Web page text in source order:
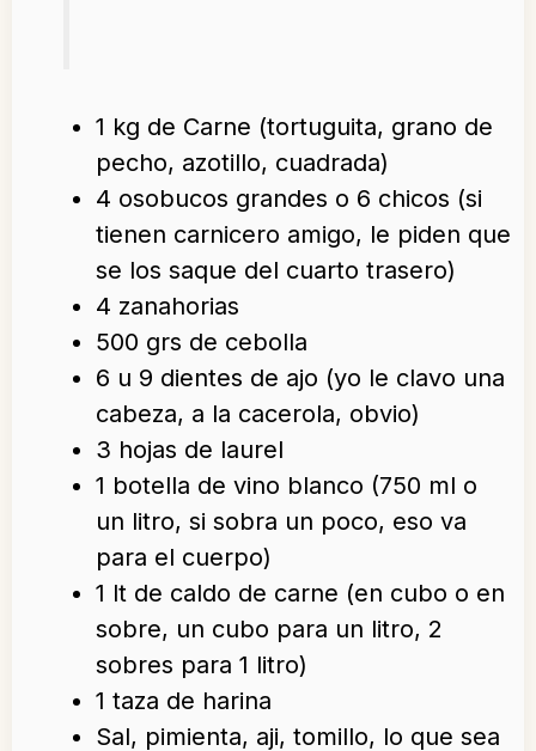
1 kg de Carne (tortuguita, grano de
pecho, azotillo, cuadrada)
4 osobucos grandes o 6 chicos (si
tienen carnicero amigo, le piden que
se los saque del cuarto trasero)
4 zanahorias
500 grs de cebolla
6 u 9 dientes de ajo (yo le clavo una
cabeza, a la cacerola, obvio)
3 hojas de laurel
1 botella de vino blanco (750 ml o
un litro, si sobra un poco, eso va
para el cuerpo)
1 lt de caldo de carne (en cubo o en
sobre, un cubo para un litro, 2
sobres para 1 litro)
1 taza de harina
Sal, pimienta, aji, tomillo, lo que sea